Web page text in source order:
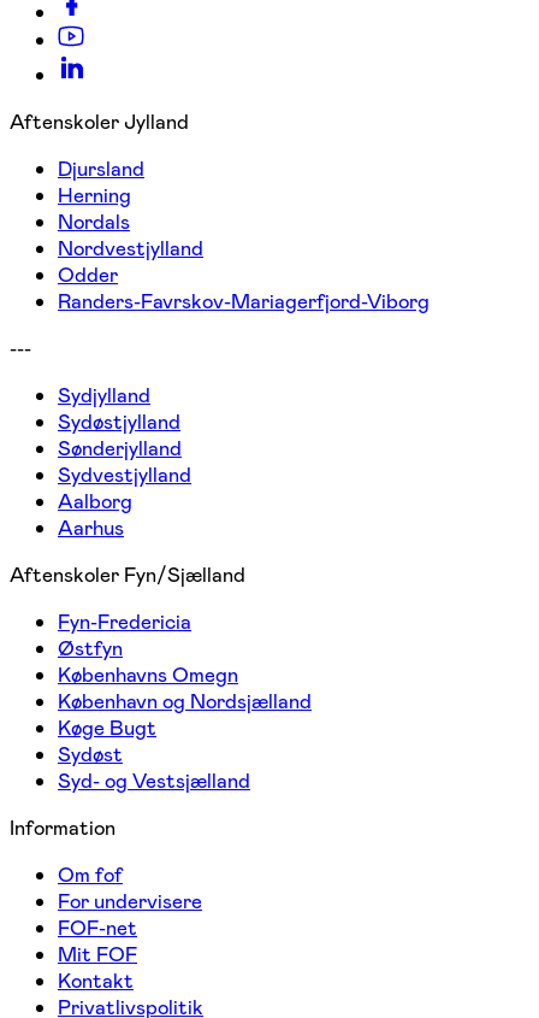
Aftenskoler Jylland
Djursland
Herning
Nordals
Nordvestjylland
Odder
Randers-Favrskov-Mariagerfjord-Viborg
---
Sydjylland
Sydøstjylland
Sønderjylland
Sydvestjylland
Aalborg
Aarhus
Aftenskoler Fyn/Sjælland
Fyn-Fredericia
Østfyn
Københavns Omegn
København og Nordsjælland
Køge Bugt
Sydøst
Syd- og Vestsjælland
Information
Om fof
For undervisere
FOF-net
Mit FOF
Kontakt
Privatlivspolitik